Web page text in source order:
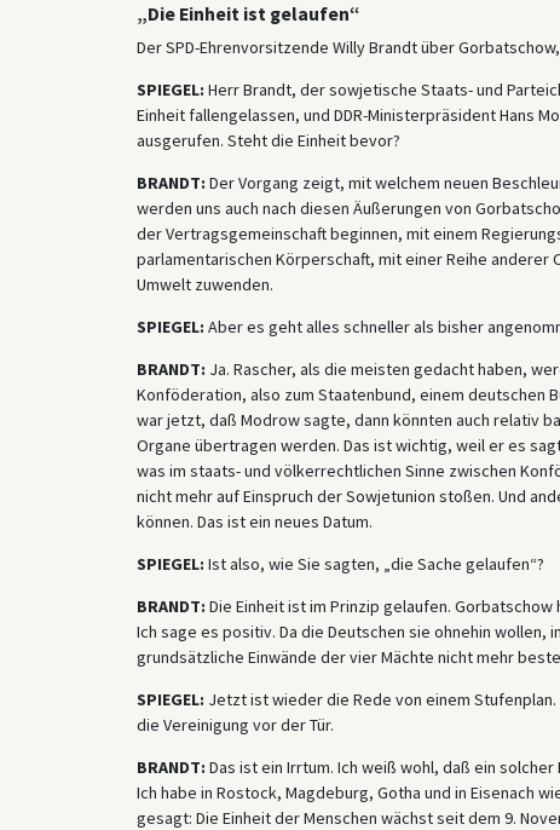
„Die Einheit ist gelaufen“
Der SPD-Ehrenvorsitzende Willy Brandt über
SPIEGEL: Herr Brandt, der sowjetische Staats- und
Einheit fallengelassen, und DDR-Ministerpräsident Hans
ausgerufen. Steht die Einheit bevor?
BRANDT: Der Vorgang zeigt, mit welchem neuen
werden uns auch nach diesen Äußerungen von
der Vertragsgemeinschaft beginnen, mit einem
parlamentarischen Körperschaft, mit einer Reihe anderer
Umwelt zuwenden.
SPIEGEL: Aber es geht alles schneller als bisher
BRANDT: Ja. Rascher, als die meisten gedacht haben,
Konföderation, also zum Staatenbund, einem deutschen
war jetzt, daß Modrow sagte, dann könnten auch relativ
Organe übertragen werden. Das ist wichtig, weil er es
was im staats- und völkerrechtlichen Sinne zwischen
nicht mehr auf Einspruch der Sowjetunion stoßen. Und
können. Das ist ein neues Datum.
SPIEGEL: Ist also, wie Sie sagten, „die Sache gelaufen“?
BRANDT: Die Einheit ist im Prinzip gelaufen.
Ich sage es positiv. Da die Deutschen sie ohnehin wollen,
grundsätzliche Einwände der vier Mächte nicht mehr
SPIEGEL: Jetzt ist wieder die Rede von einem
die Vereinigung vor der Tür.
BRANDT: Das ist ein Irrtum. Ich weiß wohl, daß ein
Ich habe in Rostock, Magdeburg, Gotha und in Eisenach
gesagt: Die Einheit der Menschen wächst seit dem 9.